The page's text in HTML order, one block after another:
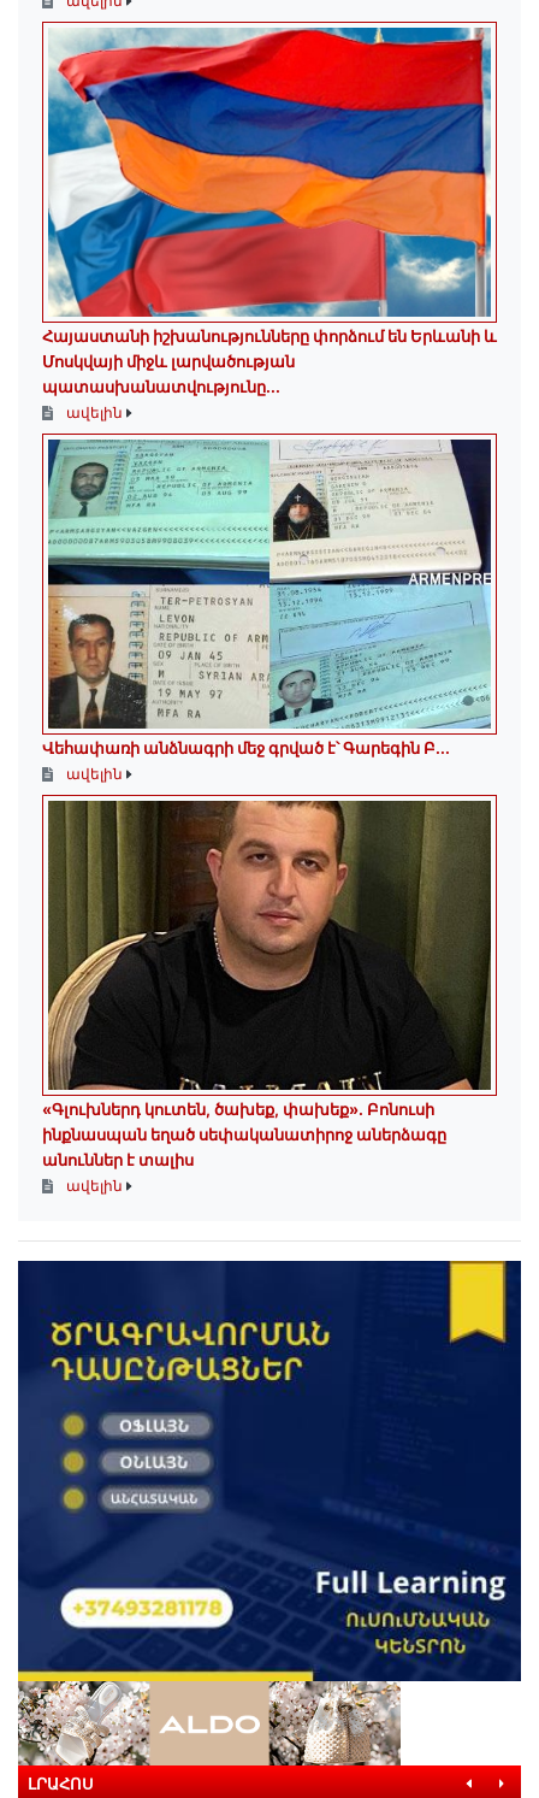
Հայաստանի իշխանությունները փորձում են Երևանի և
Մոսկվայի միջև լարվածության
պատասխանատվությունը...
ավելին
Վեհափառի անձնագրի մեջ գրված է՝ Գարեգին Բ...
ավելին
«Գլուխներդ կուտեն, ծախեք, փախեք»․ Բոնուսի
ինքնասպան եղած սեփականատիրոջ աներձագը
անուններ է տալիս
ավելին
ԼՐԱՀՈՍ